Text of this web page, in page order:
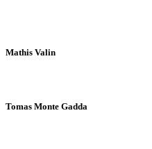
Mathis Valin
Tomas Monte Gadda